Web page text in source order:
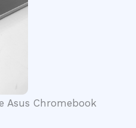
Asus Chromebook